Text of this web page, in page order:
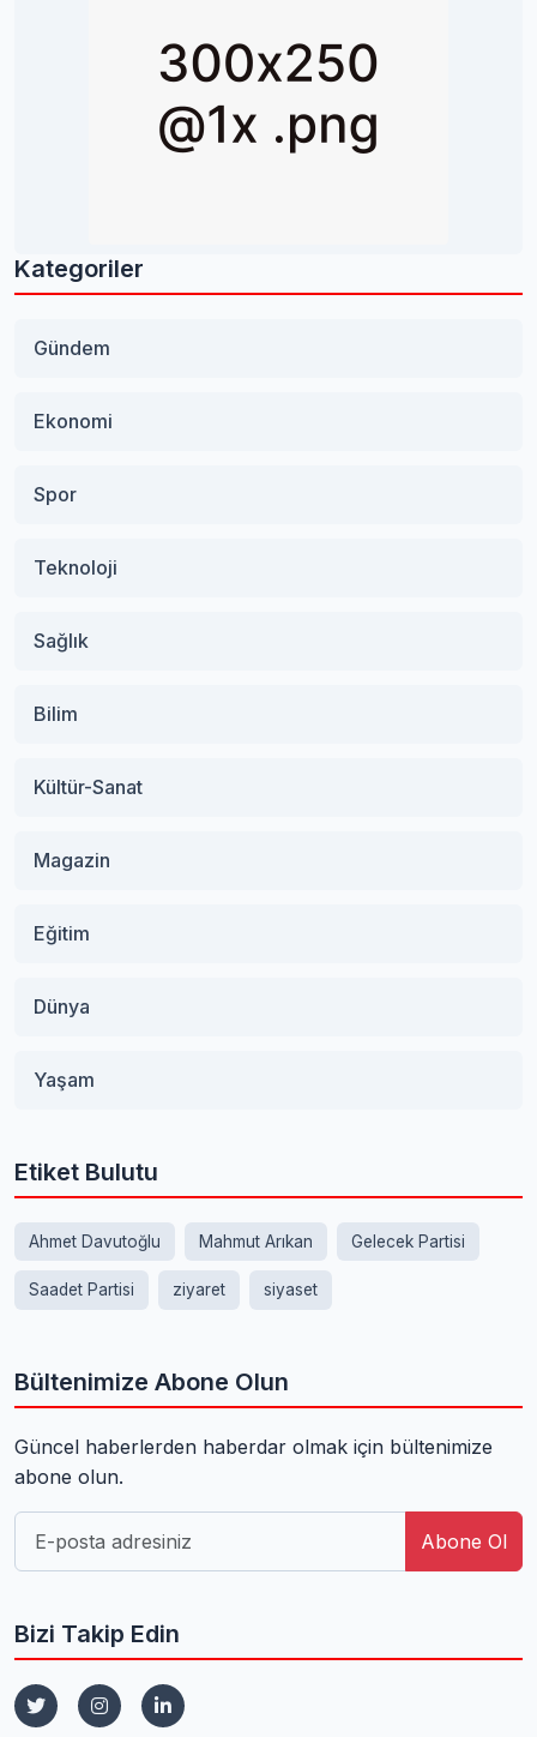
Kategoriler
Gündem
Ekonomi
Spor
Teknoloji
Sağlık
Bilim
Kültür-Sanat
Magazin
Eğitim
Dünya
Yaşam
Etiket Bulutu
Ahmet Davutoğlu Mahmut Arıkan Gelecek Partisi
Saadet Partisi ziyaret siyaset
Bültenimize Abone Olun
Güncel haberlerden haberdar olmak için bültenimize
abone olun.
Abone Ol
Bizi Takip Edin